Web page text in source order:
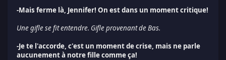
-Mais ferme là, Jennifer! On est dans un moment critique!
Une gifle se fit entendre. Gifle provenant de Bas.
-Je te l'accorde, c'est un moment de crise, mais ne parle
aucunement à notre fille comme ça!